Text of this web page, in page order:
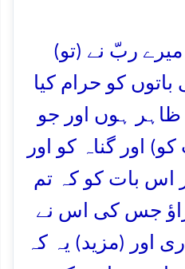
میرے ربّ نے (تو)
کو حرام کیا
ہوں اور جو
اور گناہ کو اور
اس بات کو کہ تم
جس کی اس نے
اور (مزید) یہ کہ